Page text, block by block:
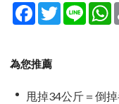
Facebook
TwitterLine
為您推薦
甩掉34公斤＝倒